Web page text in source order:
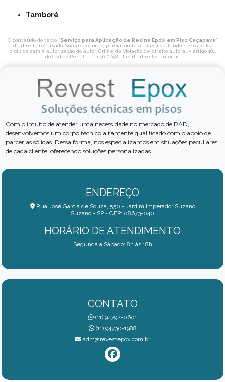
Tamboré
O conteúdo do texto "Serviço para Aplicação de Resina Epóxi em Piso Caçapava"
é de direito reservado. Sua reprodução, parcial ou total, mesmo citando nossos links, é
proibida sem a autorização do autor. Crime de violação de direito autoral – artigo 184
do Código Penal – Lei 9610/98 - Lei de direitos autorais.
Com o intuito de atender uma necessidade no mercado de RAD,
desenvolvemos um corpo técnico altamente qualificado com o apoio de
parcerias sólidas. Dessa forma, nos especializamos em situações peculiares
de cada cliente, oferecendo soluções personalizadas.
ENDEREÇO
Rua José Garcia de Souza, 550 - Jardim Imperador Suzano
Suzano - SP - CEP: 08673-040
HORÁRIO DE ATENDIMENTO
Segunda a Sábado: 8h às 18h
CONTATO
(11) 94792-0601
(11) 94730-1988
adm@revestepox.com.br